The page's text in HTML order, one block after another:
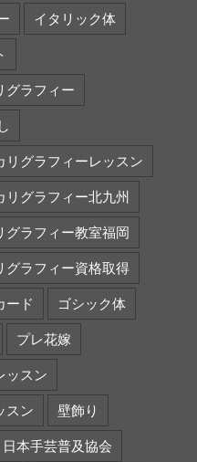
イタリック体
グラフィー
リグラフィーレッスン
リグラフィー北九州
グラフィー教室福岡
グラフィー資格取得
ード ゴシック体
プレ花嫁
ッスン
スン 壁飾り
日本手芸普及協会